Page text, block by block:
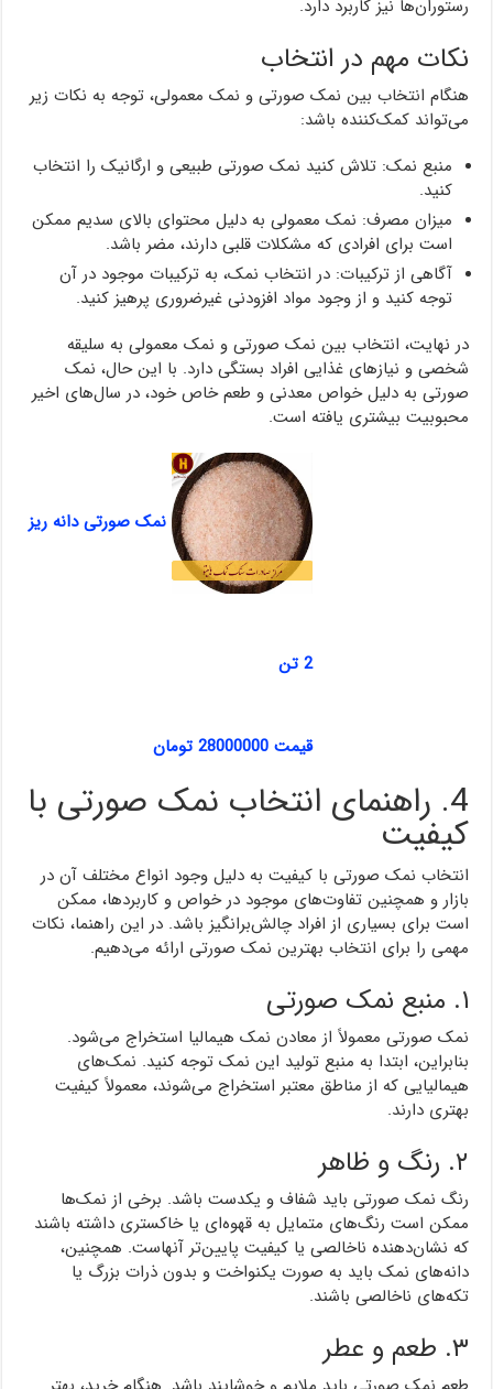
رستوران‌ها نیز کاربرد دارد.
نکات مهم در انتخاب
هنگام انتخاب بین نمک صورتی و نمک معمولی، توجه به نکات زیر
می‌تواند کمک‌کننده باشد:
منبع نمک: تلاش کنید نمک صورتی طبیعی و ارگانیک را انتخاب
کنید.
میزان مصرف: نمک معمولی به دلیل محتوای بالای سدیم ممکن
است برای افرادی که مشکلات قلبی دارند، مضر باشد.
آگاهی از ترکیبات: در انتخاب نمک، به ترکیبات موجود در آن
توجه کنید و از وجود مواد افزودنی غیرضروری پرهیز کنید.
در نهایت، انتخاب بین نمک صورتی و نمک معمولی به سلیقه
شخصی و نیازهای غذایی افراد بستگی دارد. با این حال، نمک
صورتی به دلیل خواص معدنی و طعم خاص خود، در سال‌های اخیر
محبوبیت بیشتری یافته است.
نمک صورتی دانه ریز
2 تن
قیمت 28000000 تومان
4. راهنمای انتخاب نمک صورتی با
کیفیت
انتخاب نمک صورتی با کیفیت به دلیل وجود انواع مختلف آن در
بازار و همچنین تفاوت‌های موجود در خواص و کاربردها، ممکن
است برای بسیاری از افراد چالش‌برانگیز باشد. در این راهنما، نکات
مهمی را برای انتخاب بهترین نمک صورتی ارائه می‌دهیم.
۱. منبع نمک صورتی
نمک صورتی معمولاً از معادن نمک هیمالیا استخراج می‌شود.
بنابراین، ابتدا به منبع تولید این نمک توجه کنید. نمک‌های
هیمالیایی که از مناطق معتبر استخراج می‌شوند، معمولاً کیفیت
بهتری دارند.
۲. رنگ و ظاهر
رنگ نمک صورتی باید شفاف و یکدست باشد. برخی از نمک‌ها
ممکن است رنگ‌های متمایل به قهوه‌ای یا خاکستری داشته باشند
که نشان‌دهنده ناخالصی یا کیفیت پایین‌تر آنهاست. همچنین،
دانه‌های نمک باید به صورت یکنواخت و بدون ذرات بزرگ یا
تکه‌های ناخالصی باشند.
۳. طعم و عطر